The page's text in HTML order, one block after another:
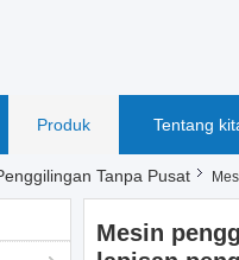
Produk Tentang
Tanpa Pusat
Mesin